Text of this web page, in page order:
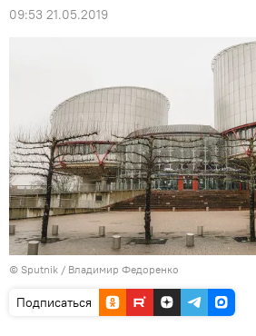
09:53 21.05.2019
© Sputnik / Владимир Федоренко
Подписаться